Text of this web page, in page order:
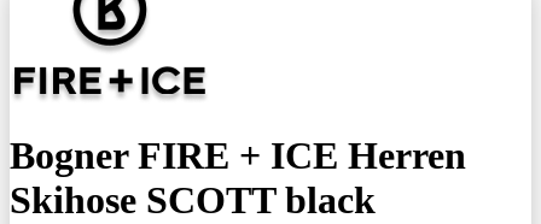
Bogner FIRE + ICE Herren
Skihose SCOTT black